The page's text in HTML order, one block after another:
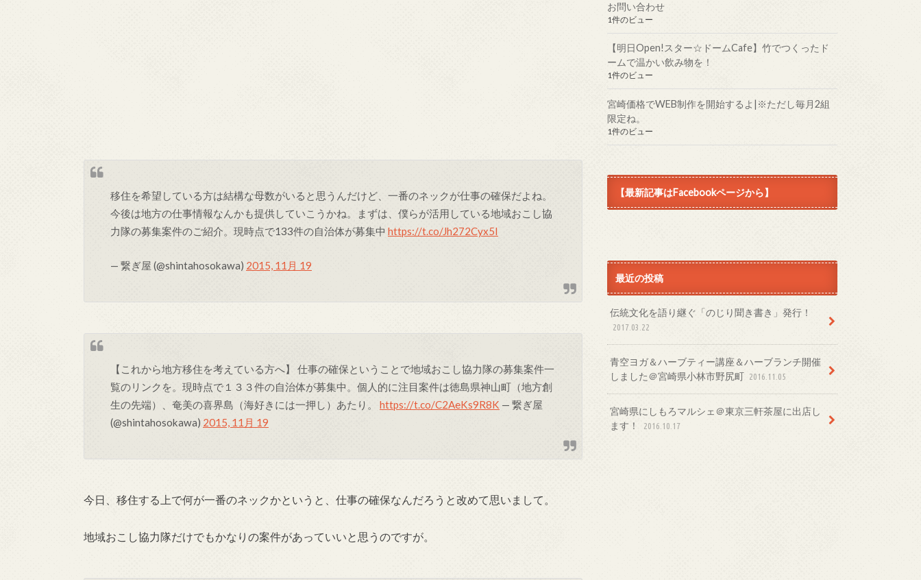
移住を希望している方は結構な母数がいると思うんだけど、一番のネックが仕事の確保だよね。
今後は地方の仕事情報なんかも提供していこうかね。まずは、僕らが活用している地域おこし協
力隊の募集案件のご紹介。現時点で133件の自治体が募集中 https://t.co/Jh272Cyx5I
— 繋ぎ屋 (@shintahosokawa) 2015, 11月 19
【これから地方移住を考えている方へ】 仕事の確保ということで地域おこし協力隊の募集案件一
覧のリンクを。現時点で１３３件の自治体が募集中。個人的に注目案件は徳島県神山町（地方創
生の先端）、奄美の喜界島（海好きには一押し）あたり。 https://t.co/C2AeKs9R8K — 繋ぎ屋
(@shintahosokawa) 2015, 11月 19
今日、移住する上で何が一番のネックかというと、仕事の確保なんだろうと改めて思いまして。
地域おこし協力隊だけでもかなりの案件があっていいと思うのですが。
お問い合わせ
1件のビュー
【明日Open!スター☆ドームCafe】竹でつくったド
ームで温かい飲み物を！
1件のビュー
宮崎価格でWEB制作を開始するよ|※ただし毎月2組
限定ね。
1件のビュー
【最新記事はFacebookページから】
最近の投稿
伝統文化を語り継ぐ「のじり聞き書き」発行！
2017.03.22
青空ヨガ＆ハーブティー講座＆ハーブランチ開催
しました＠宮崎県小林市野尻町 2016.11.05
宮崎県にしもろマルシェ＠東京三軒茶屋に出店し
ます！
2016.10.17